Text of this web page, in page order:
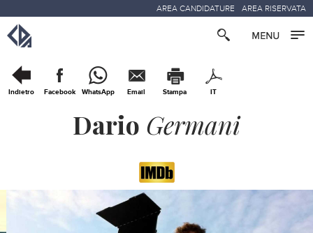
AREA CANDIDATURE AREA RISERVATA
Indietro Facebook WhatsApp Email Stampa IT
Dario Germani